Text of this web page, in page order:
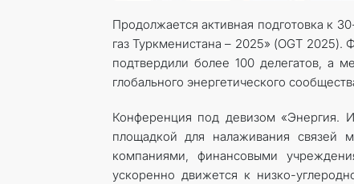
Продолжается активная подготовка к
газ Туркменистана – 2025» (OGT
подтвердили более 100 делегатов, а
глобального энергетического
Конференция под девизом «Энергия.
площадкой для налаживания связей
компаниями, финансовыми
ускоренно движется к низко-